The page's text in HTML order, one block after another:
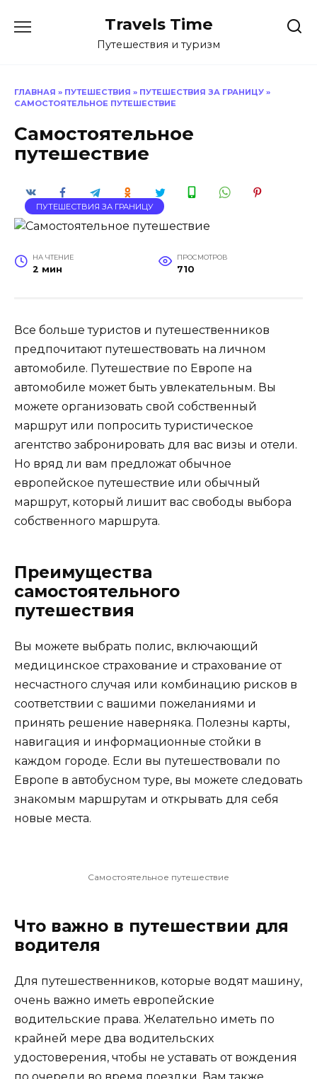
Travels Time
Путешествия и туризм
ГЛАВНАЯ » ПУТЕШЕСТВИЯ » ПУТЕШЕСТВИЯ ЗА ГРАНИЦУ »
САМОСТОЯТЕЛЬНОЕ ПУТЕШЕСТВИЕ
Самостоятельное
путешествие
ПУТЕШЕСТВИЯ ЗА ГРАНИЦУ
НА ЧТЕНИЕ
2 мин
ПРОСМОТРОВ
710
Все больше туристов и путешественников
предпочитают путешествовать на личном
автомобиле. Путешествие по Европе на
автомобиле может быть увлекательным. Вы
можете организовать свой собственный
маршрут или попросить туристическое
агентство забронировать для вас визы и отели.
Но вряд ли вам предложат обычное
европейское путешествие или обычный
маршрут, который лишит вас свободы выбора
собственного маршрута.
Преимущества
самостоятельного
путешествия
Вы можете выбрать полис, включающий
медицинское страхование и страхование от
несчастного случая или комбинацию рисков в
соответствии с вашими пожеланиями и
принять решение наверняка. Полезны карты,
навигация и информационные стойки в
каждом городе. Если вы путешествовали по
Европе в автобусном туре, вы можете следовать
знакомым маршрутам и открывать для себя
новые места.
Самостоятельное путешествие
Что важно в путешествии для
водителя
Для путешественников, которые водят машину,
очень важно иметь европейские
водительские права. Желательно иметь по
крайней мере два водительских
удостоверения, чтобы не уставать от вождения